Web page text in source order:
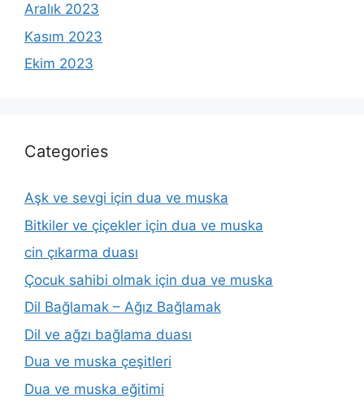
Aralık 2023
Kasım 2023
Ekim 2023
Categories
Aşk ve sevgi için dua ve muska
Bitkiler ve çiçekler için dua ve muska
cin çıkarma duası
Çocuk sahibi olmak için dua ve muska
Dil Bağlamak – Ağız Bağlamak
Dil ve ağzı bağlama duası
Dua ve muska çeşitleri
Dua ve muska eğitimi